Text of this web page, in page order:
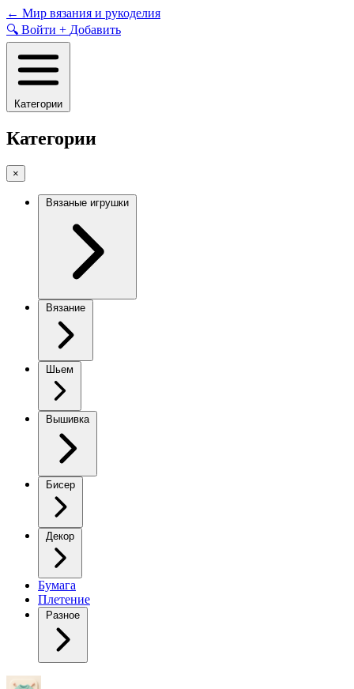
Skip
to
content
← Мир вязания и рукоделия
🔍 Войти + Добавить
Категории
Категории
×
Вязаные игрушки
Вязание
Шьем
Вышивка
Бисер
Декор
Бумага
Плетение
Разное